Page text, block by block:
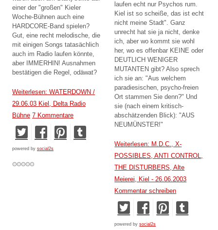
einer der "großen" Kieler
Woche-Bühnen auch eine
HARDCORE-Band spielen?
Gut, eine recht melodische, die
mit einigen Songs tatasächlich
auch im Radio laufen könnte,
aber IMMERHIN! Ausnahmen
bestätigen die Regel, odäwat?
Weiterlesen: WATERDOWN /
29.06.03 Kiel, Delta Radio
Bühne 7 Kommentare
powered by social2s
laufen echt nur Psychos rum.
Kiel ist so scheiße, das ist echt
nicht meine Stadt". Ganz
unrecht hat sie ja nicht, denke
ich, aber wo kommt sie wohl
her, wo es offenbar KEINE oder
DEUTLICH WENIGER
MUTANTEN gibt? Also sprech
ich sie an: "Aus welchem
paradiesischen, psycho-freien
Ort stammen Sie denn?" Und
sie (nach einem kritisch-
abschätzenden Blick): "AUS
NEUMÜNSTER!"
Weiterlesen: M.D.C., X-
POSSIBLES, ANTI CONTROL,
THE DISTURBERS, Alte
Meierei, Kiel - 26.06.2003
Kommentar schreiben
powered bysocial2s